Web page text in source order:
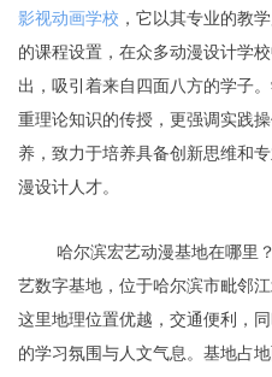
影视动画学校 ，它以其专业的教
的课程设置，在众多动漫设计学
出 ，吸引着来自四面八方的学子
重理论知识的传授，更强调实践
养，致力于培养具备创新思维和
漫设计人才。
哈尔滨宏艺动漫基地在哪里？
艺数字基地，位于哈尔滨市毗邻江
这里地理位置优越，交通便利，
的学习氛围与人文气息。基地占地